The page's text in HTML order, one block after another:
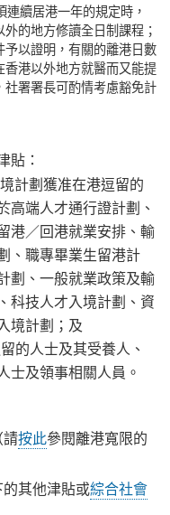
續居港一年的規定時，
的地方修讀全日制課程；
以證明，有關的離港日數
港以外地方就醫而又能提
署署長可酌情考慮豁免計
貼：
計劃獲准在港逗留的
高端人才通行證計劃、
港／回港就業安排、輸
、職專畢業生留港計
劃、一般就業政策及輸
科技人才入境計劃、資
境計劃；及
的人士及其受養人、
士及領事相關人員。
請按此參閱離港寬限的
的其他津貼或綜合社會